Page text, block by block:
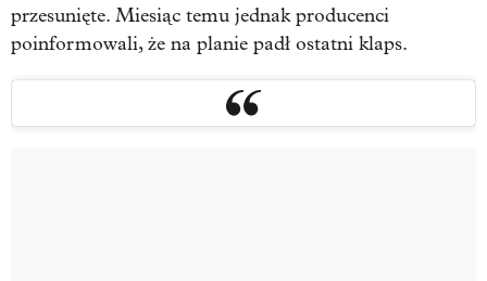
przesunięte. Miesiąc temu jednak producenci
poinformowali, że na planie padł ostatni klaps.